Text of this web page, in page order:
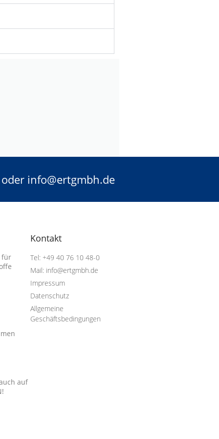
info@ertgmbh.de
für
auf
Kontakt
Tel: +49 40 76 10 48-0
Mail: info@ertgmbh.de
Impressum
Datenschutz
Allgemeine
Geschäftsbedingungen